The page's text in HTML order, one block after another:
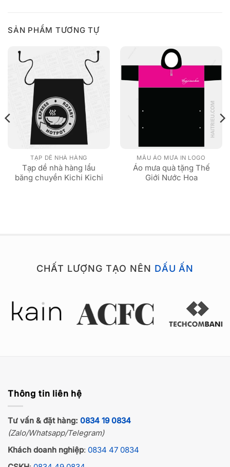
SẢN PHẨM TƯƠNG TỰ
TẠP DỀ NHÀ HÀNG
Tạp dề nhà hàng lẩu
băng chuyền Kichi Kichi
MẪU ÁO MƯA IN LOGO
Áo mưa quà tặng Thế
Giới Nước Hoa
CHẤT LƯỢNG TẠO NÊN DẤU ẤN
Thông tin liên hệ
Tư vấn & đặt hàng: 0834 19 0834
(Zalo/Whatsapp/Telegram)
Khách doanh nghiệp: 0834 47 0834